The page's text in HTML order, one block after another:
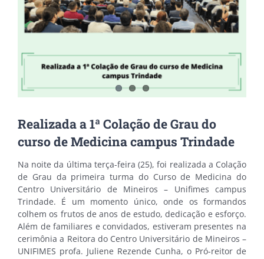
Realizada a 1ª Colação de Grau do
curso de Medicina campus Trindade
Na noite da última terça-feira (25), foi realizada a Colação
de Grau da primeira turma do Curso de Medicina do
Centro Universitário de Mineiros – Unifimes campus
Trindade. É um momento único, onde os formandos
colhem os frutos de anos de estudo, dedicação e esforço.
Além de familiares e convidados, estiveram presentes na
cerimônia a Reitora do Centro Universitário de Mineiros –
UNIFIMES profa. Juliene Rezende Cunha, o Pró-reitor de